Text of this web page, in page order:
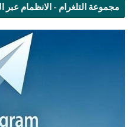
مجموعة التلغرام - الانظمام